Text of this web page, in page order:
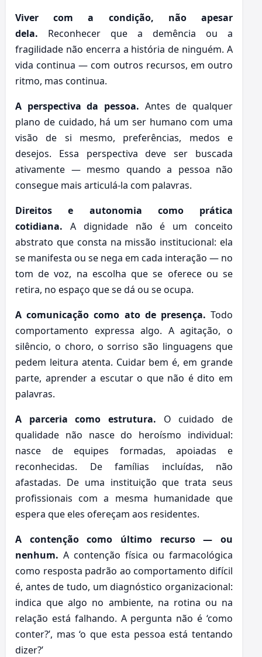
Viver com a condição, não apesar
dela. Reconhecer que a demência ou a
fragilidade não encerra a história de ninguém. A
vida continua — com outros recursos, em outro
ritmo, mas continua.
A perspectiva da pessoa. Antes de qualquer
plano de cuidado, há um ser humano com uma
visão de si mesmo, preferências, medos e
desejos. Essa perspectiva deve ser buscada
ativamente — mesmo quando a pessoa não
consegue mais articulá-la com palavras.
Direitos e autonomia como prática
cotidiana. A dignidade não é um conceito
abstrato que consta na missão institucional: ela
se manifesta ou se nega em cada interação — no
tom de voz, na escolha que se oferece ou se
retira, no espaço que se dá ou se ocupa.
A comunicação como ato de presença. Todo
comportamento expressa algo. A agitação, o
silêncio, o choro, o sorriso são linguagens que
pedem leitura atenta. Cuidar bem é, em grande
parte, aprender a escutar o que não é dito em
palavras.
A parceria como estrutura. O cuidado de
qualidade não nasce do heroísmo individual:
nasce de equipes formadas, apoiadas e
reconhecidas. De famílias incluídas, não
afastadas. De uma instituição que trata seus
profissionais com a mesma humanidade que
espera que eles ofereçam aos residentes.
A contenção como último recurso — ou
nenhum. A contenção física ou farmacológica
como resposta padrão ao comportamento difícil
é, antes de tudo, um diagnóstico organizacional:
indica que algo no ambiente, na rotina ou na
relação está falhando. A pergunta não é ‘como
conter?’, mas ‘o que esta pessoa está tentando
dizer?’